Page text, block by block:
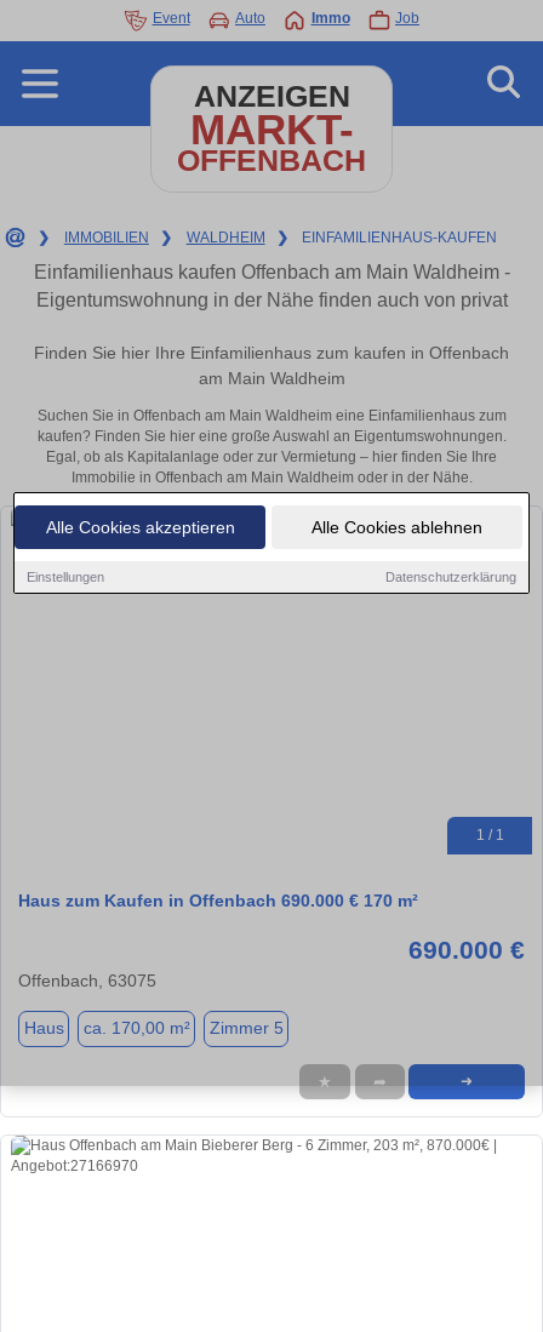
Alle Cookies akzeptieren Alle Cookies ablehnen
Einstellungen Datenschutzerklärung
Event Auto Immo Job
ANZEIGEN
MARKT-
OFFENBACH
❯ IMMOBILIEN ❯ WALDHEIM ❯ EINFAMILIENHAUS-KAUFEN
Einfamilienhaus kaufen Offenbach am Main Waldheim -
Eigentumswohnung in der Nähe finden auch von privat
Finden Sie hier Ihre Einfamilienhaus zum kaufen in Offenbach
am Main Waldheim
Suchen Sie in Offenbach am Main Waldheim eine Einfamilienhaus zum
kaufen? Finden Sie hier eine große Auswahl an Eigentumswohnungen.
Egal, ob als Kapitalanlage oder zur Vermietung – hier finden Sie Ihre
Immobilie in Offenbach am Main Waldheim oder in der Nähe.
1 / 1
Haus zum Kaufen in Offenbach 690.000 € 170 m²
690.000 €
Offenbach, 63075
Haus ca. 170,00 m² Zimmer 5
★ ➦ ➜